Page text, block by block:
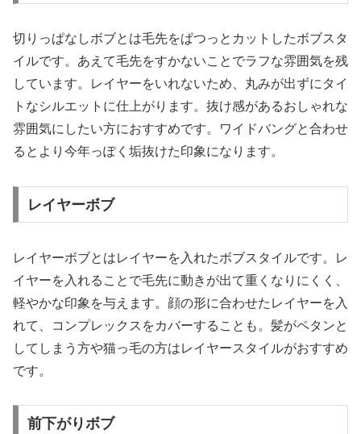
切りっぱなしボブとは毛先をぱつっとカットしたボブスタ
イルです。あえて毛先をすかないことでラフな雰囲気を残
しています。レイヤーをいれないため、丸みが出ずにタイ
トなシルエットに仕上がります。抜け感があるおしゃれな
雰囲気にしたい方におすすめです。ワイドバングと合わせ
るとより今年っぽく垢抜けた印象になります。
レイヤーボブ
レイヤーボブとはレイヤーを入れたボブスタイルです。レ
イヤーを入れることで毛先に動きが出て重くなりにくく、
軽やかな印象を与えます。顔の形に合わせたレイヤーを入
れて、コンプレックスをカバーすることも。髪がペタンと
してしまう方や猫っ毛の方はレイヤースタイルがおすすめ
です。
前下がりボブ